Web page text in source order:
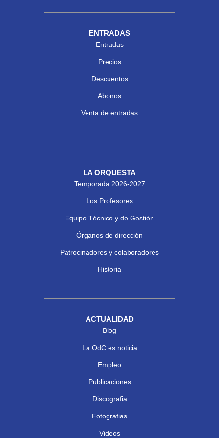
ENTRADAS
Entradas
Precios
Descuentos
Abonos
Venta de entradas
LA ORQUESTA
Temporada 2026-2027
Los Profesores
Equipo Técnico y de Gestión
Órganos de dirección
Patrocinadores y colaboradores
Historia
ACTUALIDAD
Blog
La OdC es noticia
Empleo
Publicaciones
Discografia
Fotografias
Videos